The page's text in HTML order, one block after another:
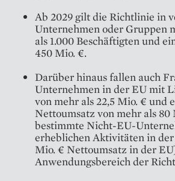
Ab 2029 gilt die Richtlinie in
Unternehmen oder Gruppen
als 1.000 Beschäftigten und
450 Mio. €.
Darüber hinaus fallen auch
Unternehmen in der EU mit
von mehr als 22,5 Mio. € und
Nettoumsatz von mehr als 80
bestimmte Nicht-EU-
erheblichen Aktivitäten in
Mio. € Nettoumsatz in der
Anwendungsbereich der